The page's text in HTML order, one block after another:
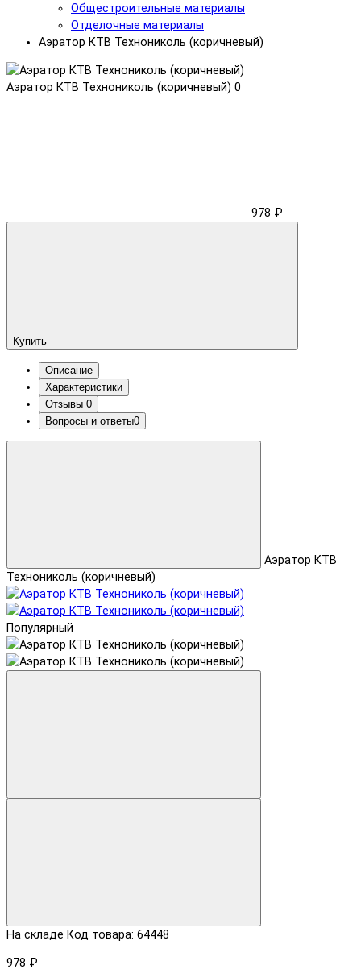
Общестроительные материалы
Отделочные материалы
Аэратор КТВ Технониколь (коричневый)
Аэратор КТВ Технониколь (коричневый) 0
978 ₽
Купить
Описание
Характеристики
Отзывы 0
Вопросы и ответы0
Аэратор КТВ
Технониколь (коричневый)
Популярный
На складе Код товара: 64448
978 ₽